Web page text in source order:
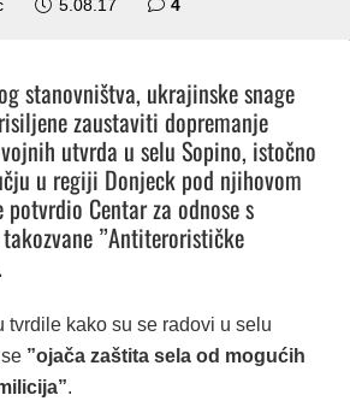
5.08.17 4
stanovništva, ukrajinske snage
zaustaviti dopremanje
utvrda u selu Sopino, istočno
u regiji Donjeck pod njihovom
Centar za odnose s
”Antiterorističke
tvrdile kako su se radovi u selu
”ojača zaštita sela od mogućih
.